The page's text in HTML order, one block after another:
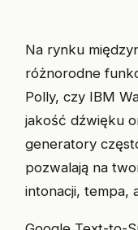
Na rynku
różnorodne
Polly, czy IBM
jakość dźwięku
generatory
pozwalają na
intonacji, tempa,